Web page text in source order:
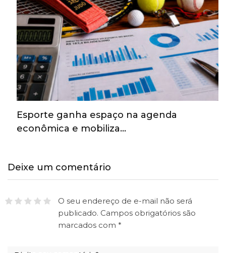
Esporte ganha espaço na agenda
econômica e mobiliza…
Deixe um comentário
O seu endereço de e-mail não será
publicado. Campos obrigatórios são
marcados com *